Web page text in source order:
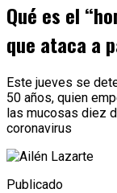
Qué es el
que ataca a
Este jueves se
50 años, quien
las mucosas diez
coronavirus
Publicado